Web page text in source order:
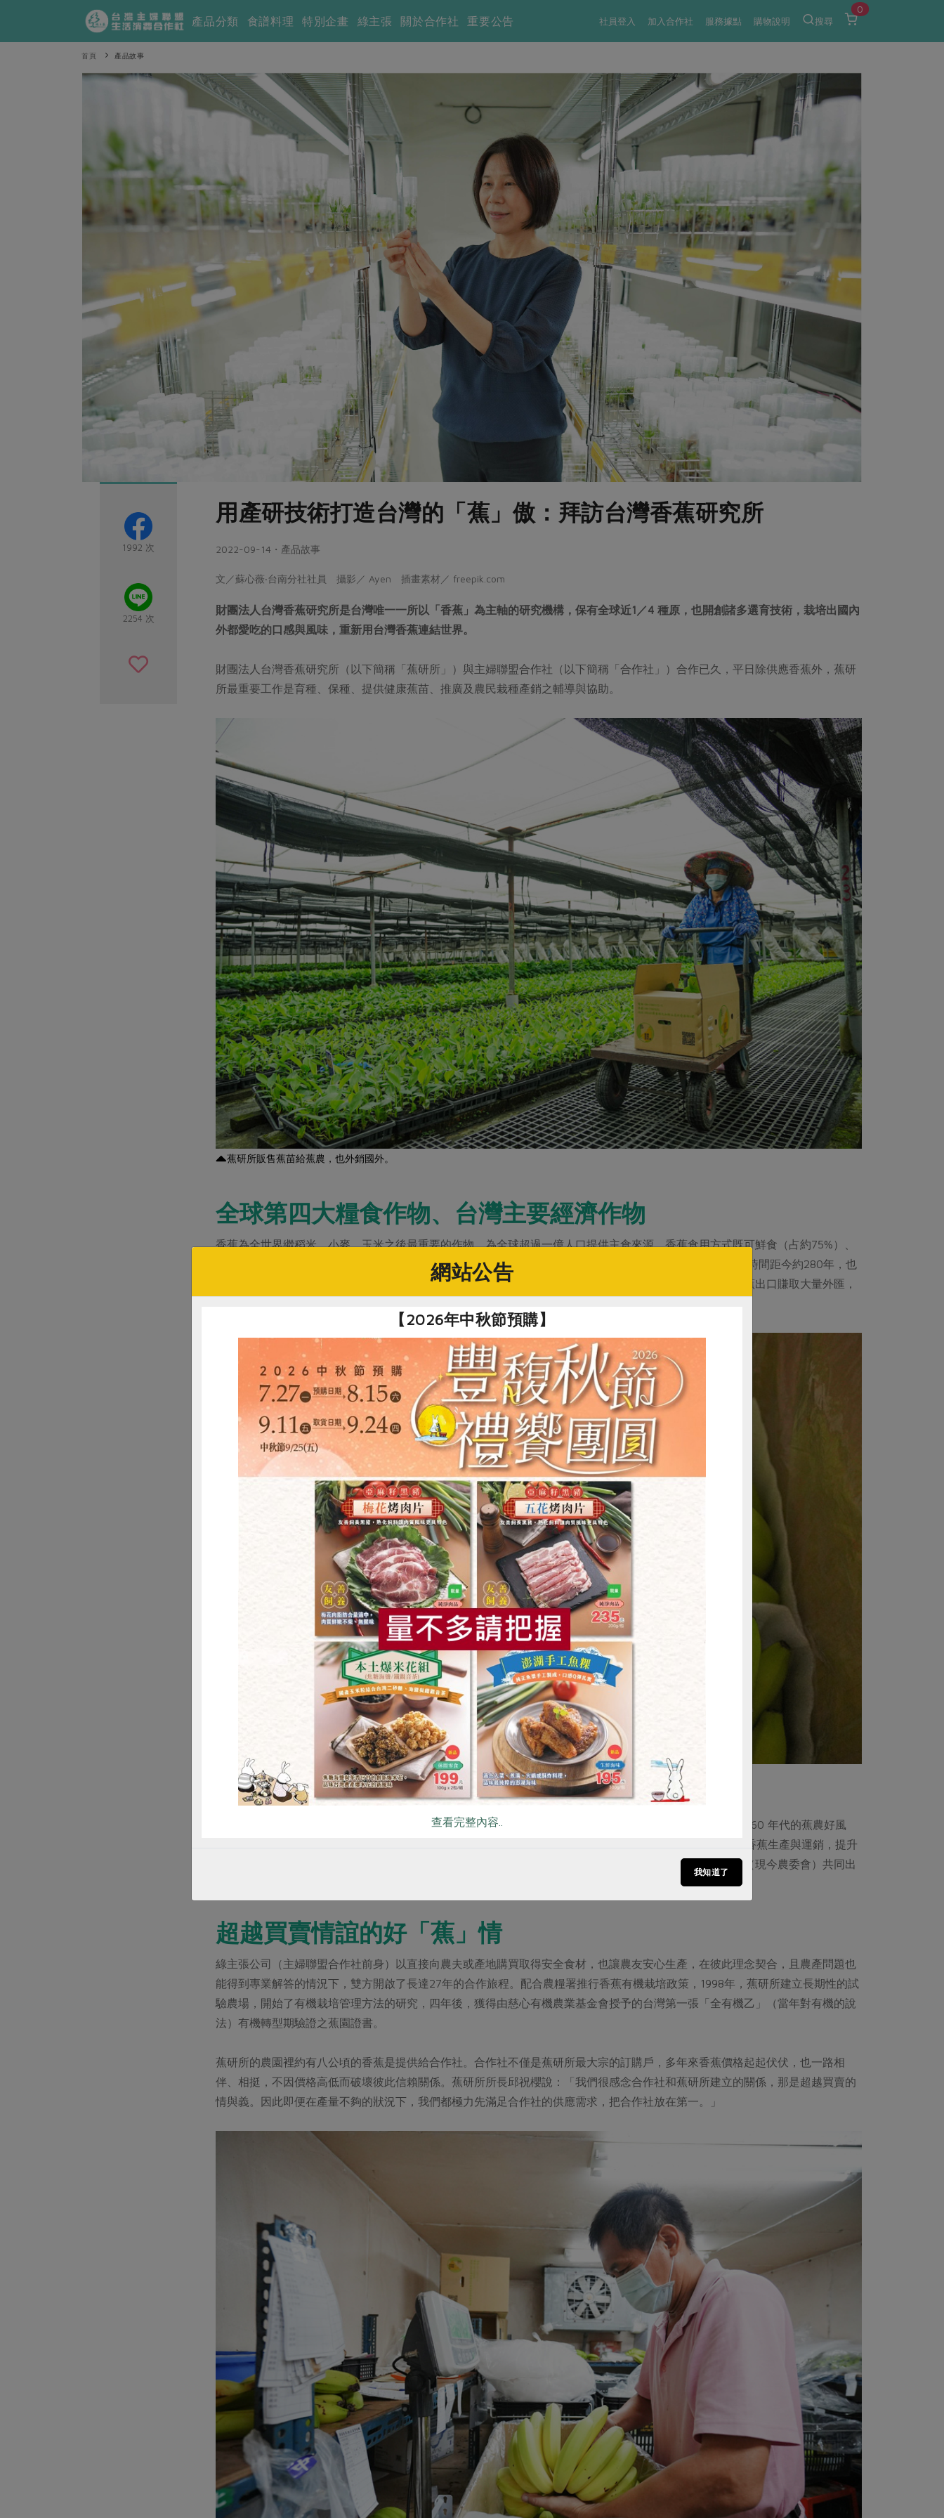
社員登入 加入合作社 服務據點 購物說明 搜尋
0
產品分類 食譜料理 特別企畫 綠主張 關於合作社 重要公告
首頁 產品故事
1992 次
2254 次
用產研技術打造台灣的「蕉」傲：拜訪台灣香蕉研究所
2022-09-14・產品故事
文／蘇心薇‧台南分社社員 攝影／ Ayen 插畫素材／ freepik.com
財團法人台灣香蕉研究所是台灣唯一一所以「香蕉」為主軸的研究機構，保有全球近1／4 種原，也開創諸多選育技術，栽培出國內
外都愛吃的口感與風味，重新用台灣香蕉連結世界。
財團法人台灣香蕉研究所（以下簡稱「蕉研所」）與主婦聯盟合作社（以下簡稱「合作社」）合作已久，平日除供應香蕉外，蕉研
所最重要工作是育種、保種、提供健康蕉苗、推廣及農民栽種產銷之輔導與協助。
蕉研所販售蕉苗給蕉農，也外銷國外。
全球第四大糧食作物、台灣主要經濟作物
香蕉為全世界繼稻米、小麥、玉米之後最重要的作物，為全球超過一億人口提供主食來源。香蕉食用方式既可鮮食（占約75%）、
亦可煮食（占約25%），也曾締造台灣的經濟奇蹟，因此又喚「金蕉」。台灣主要的食用品種──北蕉，引進時間距今約280年，也
是台灣栽種歷史最久的香蕉品種。起初僅為自給農作物，栽種面積從台灣西部往北開始漸次增加，而後因香蕉出口賺取大量外匯，
沒有擦壓傷的香蕉外皮，最受消費者喜歡。
談起香蕉王國的榮景，就如同李旺台的歷史小說《蕉王吳振瑞》中寫道：「那幾年，錢是香蕉的形狀……」，60 年代的蕉農好風
光，年薪是公務員的好幾倍，高雄的旗山小鎮因為風土適宜，成為香蕉種植重鎮。1968年，為研究改進台灣香蕉生產與運銷，提升
國際競爭力，由主要負責香蕉產銷的台灣省青果運銷合作社、經濟部國際貿易局及中國農村復興聯合委員會（現今農委會）共同出
資成立了「台灣香蕉研究所」，在屏東縣九如鄉玉泉村以科技打造香蕉新樂園，期盼延續台灣的「蕉」傲。
超越買賣情誼的好「蕉」情
綠主張公司（主婦聯盟合作社前身）以直接向農夫或產地購買取得安全食材，也讓農友安心生產，在彼此理念契合，且農產問題也
能得到專業解答的情況下，雙方開啟了長達27年的合作旅程。配合農糧署推行香蕉有機栽培政策，1998年，蕉研所建立長期性的試
驗農場，開始了有機栽培管理方法的研究，四年後，獲得由慈心有機農業基金會授予的台灣第一張「全有機乙」（當年對有機的說
法）有機轉型期驗證之蕉園證書。
蕉研所的農園裡約有八公頃的香蕉是提供給合作社。合作社不僅是蕉研所最大宗的訂購戶，多年來香蕉價格起起伏伏，也一路相
伴、相挺，不因價格高低而破壞彼此信賴關係。蕉研所所長邱祝櫻說：「我們很感念合作社和蕉研所建立的關係，那是超越買賣的
情與義。因此即便在產量不夠的狀況下，我們都極力先滿足合作社的供應需求，把合作社放在第一。」
惜食 RPET 食譜 減硝酸鹽 雞蛋 食安 共同購買
網站公告
【2026年中秋節預購】
查看完整內容..
我知道了